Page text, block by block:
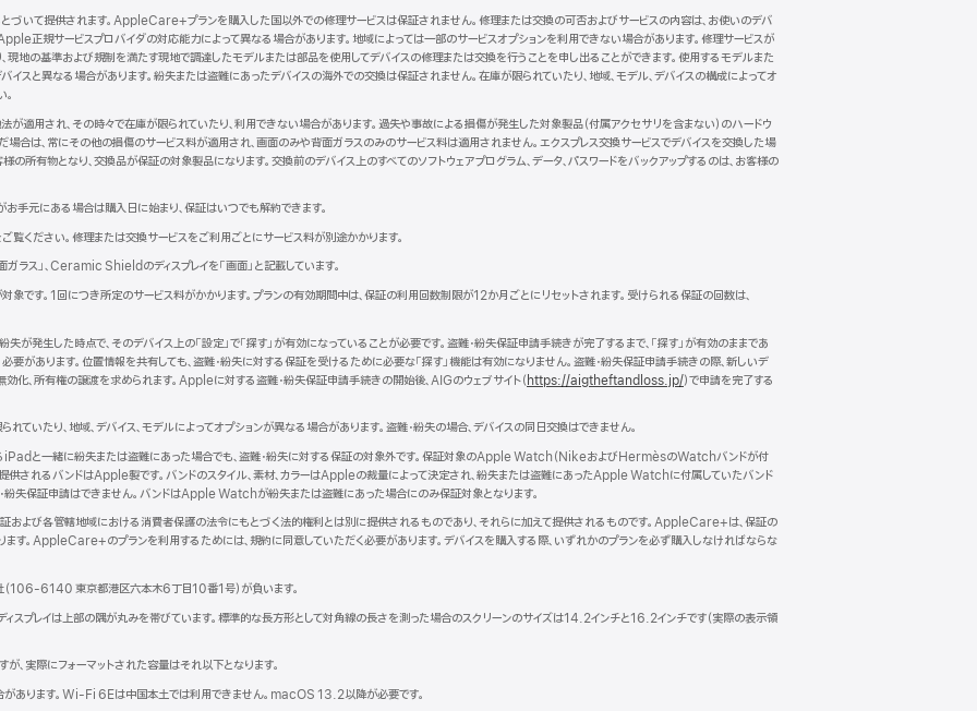
き
ま
す）
ン
ド
ウ
で
き
ま
す）
いて提供されます。AppleCare+プランを購入した国以外での修理サービスは保証されません。修理または交換の可否およびサービスの内容は、お使いのデバ
正規サービスプロバイダの対応能力によって異なる場合があります。地域によっては一部のサービスオプションを利用できない場合があります。修理サービスが
地の基準および規制を満たす現地で調達したモデルまたは部品を使用してデバイスの修理または交換を行うことを申し出ることができます。使用するモデルまた
スと異なる場合があります。紛失または盗難にあったデバイスの海外での交換は保証されません。在庫が限られていたり、地域、モデル、デバイスの構成によってオ
が適用され、その時々で在庫が限られていたり、利用できない場合があります。過失や事故による損傷が発生した対象製品（付属アクセサリを含まない）のハードウ
場合は、常にその他の損傷のサービス料が適用され、画面のみや背面ガラスのみのサービス料は適用されません。エクスプレス交換サービスでデバイスを交換した場
所有物となり、交換品が保証の対象製品になります。交換前のデバイス上のすべてのソフトウェアプログラム、データ、パスワードをバックアップするのは、お客様の
手元にある場合は購入日に始まり、保証はいつでも解約できます。
覧ください。修理または交換サービスをご利用ごとにサービス料が別途かかります。
ス」、Ceramic Shieldのディスプレイを「画面」と記載しています。
す。1回につき所定のサービス料がかかります。プランの有効期間中は、保証の利用回数制限が12か月ごとにリセットされます。受けられる保証の回数は、
が発生した時点で、そのデバイス上の「設定」で「探す」が有効になっていることが必要です。盗難・紛失保証申請手続きが完了するまで、「探す」が有効のままであ
あります。位置情報を共有しても、盗難・紛失に対する保証を受けるために必要な「探す」機能は有効になりません。盗難・紛失保証申請手続きの際、新しいデ
化、所有権の譲渡を求められます。Appleに対する盗難・紛失保証申請手続きの開始後、AIGのウェブサイト（https://aigtheftandloss.jp/）で申請を完了する
ていたり、地域、デバイス、モデルによってオプションが異なる場合があります。盗難・紛失の場合、デバイスの同日交換はできません。
と一緒に紛失または盗難にあった場合でも、盗難・紛失に対する保証の対象外です。保証対象のApple Watch（NikeおよびHermèsのWatchバンドが付
供されるバンドはApple製です。バンドのスタイル、素材、カラーはAppleの裁量によって決定され、紛失または盗難にあったApple Watchに付属していたバンド
失保証申請はできません。バンドはApple Watchが紛失または盗難にあった場合にのみ保証対象となります。
よび各管轄地域における消費者保護の法令にもとづく法的権利とは別に提供されるものであり、それらに加えて提供されるものです。AppleCare+は、保証の
。AppleCare+のプランを利用するためには、規約に同意していただく必要があります。デバイスを購入する際、いずれかのプランを必ず購入しなければならな
6140 東京都港区六本木6丁目10番1号）が負いま す 。
イは上部の隅が丸みを帯びています。標準的な長方形として対角線の長さを測った場合のスクリーンのサイズは14.2インチと16.2インチです（実際の表示領
実際にフォーマットされた容量はそれ以下となります。
があります。Wi-Fi 6Eは中国本土では利用できません。macOS 13.2以降が必要です。